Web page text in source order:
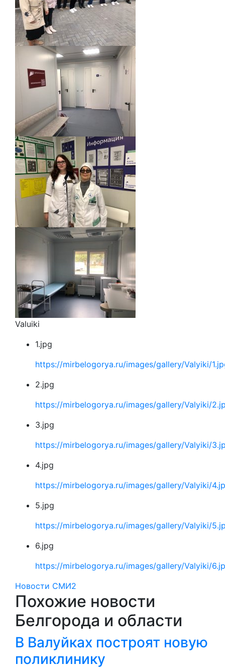
Valuiki
1.jpg
https://mirbelogorya.ru/images/gallery/Valyiki/
2.jpg
https://mirbelogorya.ru/images/gallery/Valyiki/
3.jpg
https://mirbelogorya.ru/images/gallery/Valyiki/
4.jpg
https://mirbelogorya.ru/images/gallery/Valyiki/
5.jpg
https://mirbelogorya.ru/images/gallery/Valyiki/
6.jpg
https://mirbelogorya.ru/images/gallery/Valyiki/
Новости СМИ2
Похожие новости
Белгорода и области
В Валуйках построят новую
поликлинику